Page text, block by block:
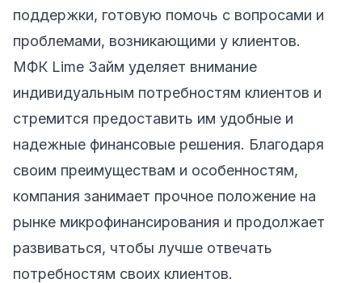
поддержки, готовую помочь с вопросами и
проблемами, возникающими у клиентов.
МФК Lime Займ уделяет внимание
индивидуальным потребностям клиентов и
стремится предоставить им удобные и
надежные финансовые решения. Благодаря
своим преимуществам и особенностям,
компания занимает прочное положение на
рынке микрофинансирования и продолжает
развиваться, чтобы лучше отвечать
потребностям своих клиентов.